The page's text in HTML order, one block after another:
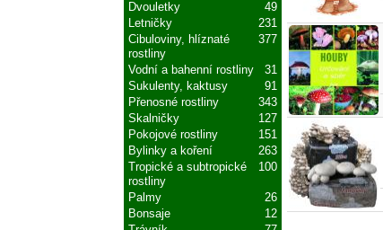
49
Dvouletky
231
Letničky
377
Cibuloviny, hlíznaté
rostliny
31
Vodní a bahenní rostliny
91
Sukulenty, kaktusy
343
Přenosné rostliny
127
Skalničky
151
Pokojové rostliny
263
Bylinky a koření
100
Tropické a subtropické
rostliny
26
Palmy
12
Bonsaje